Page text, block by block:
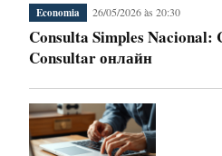
Economia 26/05/2026 às 20:30
Consulta Simples Nacional:
Consultar онлайн